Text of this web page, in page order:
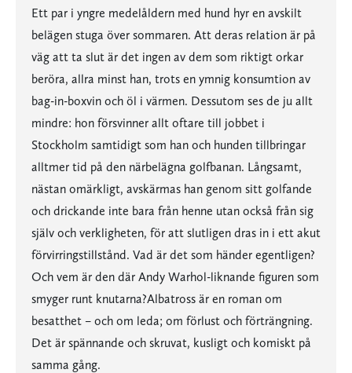
Ett par i yngre medelåldern med hund hyr en avskilt
belägen stuga över sommaren. Att deras relation är på
väg att ta slut är det ingen av dem som riktigt orkar
beröra, allra minst han, trots en ymnig konsumtion av
bag-in-boxvin och öl i värmen. Dessutom ses de ju allt
mindre: hon försvinner allt oftare till jobbet i
Stockholm samtidigt som han och hunden tillbringar
alltmer tid på den närbelägna golfbanan. Långsamt,
nästan omärkligt, avskärmas han genom sitt golfande
och drickande inte bara från henne utan också från sig
själv och verkligheten, för att slutligen dras in i ett akut
förvirringstillstånd. Vad är det som händer egentligen?
Och vem är den där Andy Warhol-liknande figuren som
smyger runt knutarna?Albatross är en roman om
besatthet – och om leda; om förlust och förträngning.
Det är spännande och skruvat, kusligt och komiskt på
samma gång.